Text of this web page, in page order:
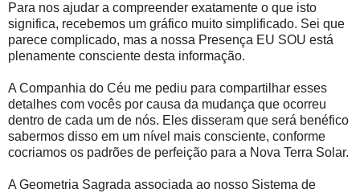
Para nos ajudar a compreender exatamente o que isto
significa, recebemos um gráfico muito simplificado. Sei que
parece complicado, mas a nossa Presença EU SOU está
plenamente consciente desta informação.
A Companhia do Céu me pediu para compartilhar esses
detalhes com vocês por causa da mudança que ocorreu
dentro de cada um de nós. Eles disseram que será benéfico
sabermos disso em um nível mais consciente, conforme
cocriamos os padrões de perfeição para a Nova Terra Solar.
A Geometria Sagrada associada ao nosso Sistema de